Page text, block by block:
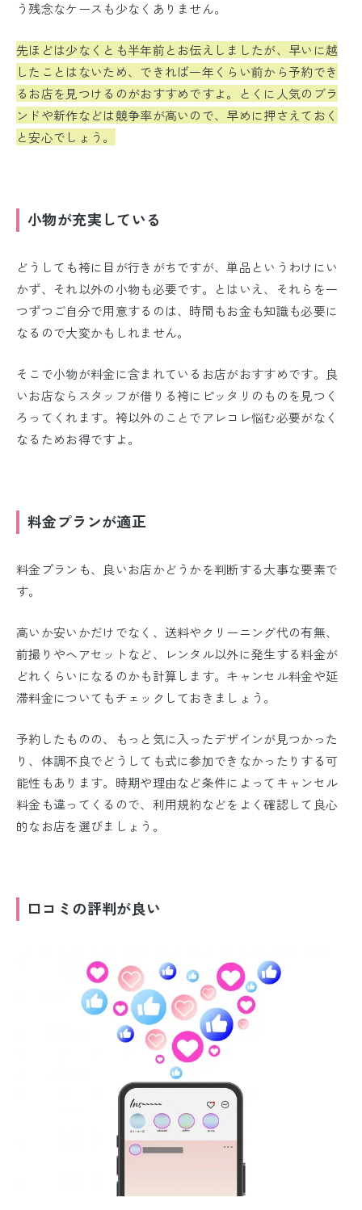
う残念なケースも少なくありません。
先ほどは少なくとも半年前とお伝えしましたが、早いに越
したことはないため、できれば一年くらい前から予約でき
るお店を見つけるのがおすすめですよ。とくに人気のブラ
ンドや新作などは競争率が高いので、早めに押さえておく
と安心でしょう。
小物が充実している
どうしても袴に目が行きがちですが、単品というわけにい
かず、それ以外の小物も必要です。とはいえ、それらを一
つずつご自分で用意するのは、時間もお金も知識も必要に
なるので大変かもしれません。
そこで小物が料金に含まれているお店がおすすめです。良
いお店ならスタッフが借りる袴にピッタリのものを見つく
ろってくれます。袴以外のことでアレコレ悩む必要がなく
なるためお得ですよ。
料金プランが適正
料金プランも、良いお店かどうかを判断する大事な要素で
す。
高いか安いかだけでなく、送料やクリーニング代の有無、
前撮りやヘアセットなど、レンタル以外に発生する料金が
どれくらいになるのかも計算します。キャンセル料金や延
滞料金についてもチェックしておきましょう。
予約したものの、もっと気に入ったデザインが見つかった
り、体調不良でどうしても式に参加できなかったりする可
能性もあります。時期や理由など条件によってキャンセル
料金も違ってくるので、利用規約などをよく確認して良心
的なお店を選びましょう。
口コミの評判が良い